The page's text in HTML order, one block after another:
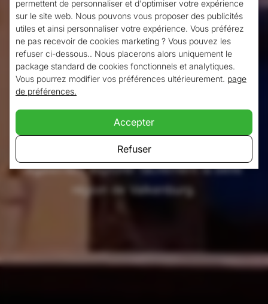
depuis l'hôtel jusqu'aux meilleures
attractionset installations de loisirs de
Valkenburg en quelques minutes. Pour les
amateurs de cyclisme, il est également
possible de louer un vélo. Cela vous
permettra d'atteindre les sites touristiques
encore plus rapidement et vous pourrez
également explorer facilement la belle
région de Valkenburg.
permettent de personnaliser et d'optimiser votre expérience
sur le site web. Nous pouvons vous proposer des publicités
utiles et ainsi personnaliser votre expérience. Vous préférez
ne pas recevoir de cookies marketing ? Vous pouvez les
refuser ci-dessous.. Nous placerons alors uniquement le
package standard de cookies fonctionnels et analytiques.
Vous pourrez modifier vos préférences ultérieurement. page
de préférences.
Accepter
Refuser